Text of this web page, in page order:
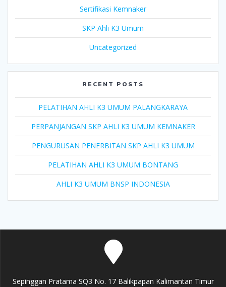
Sertifikasi Kemnaker
SKP Ahli K3 Umum
Uncategorized
RECENT POSTS
PELATIHAN AHLI K3 UMUM PALANGKARAYA
PERPANJANGAN SKP AHLI K3 UMUM KEMNAKER
PENGURUSAN PENERBITAN SKP AHLI K3 UMUM
PELATIHAN AHLI K3 UMUM BONTANG
AHLI K3 UMUM BNSP INDONESIA
Sepinggan Pratama SQ3 No. 17 Balikpapan Kalimantan Timur